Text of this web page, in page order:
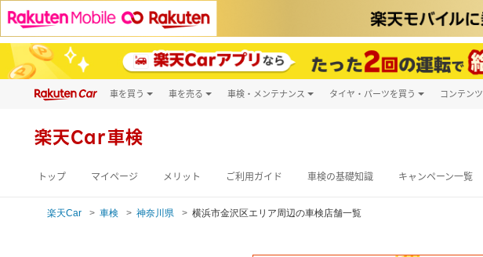
車を買う
新車
車を売る 車検・メンテナンス タイヤ・パーツを買う コンテンツ
楽天Car車検
トップ マイページ メリット ご利用ガイド 車検の基礎知識 キャンペーン一覧
楽天Car 車検 神奈川県 横浜市金沢区エリア周辺の車検店舗一覧